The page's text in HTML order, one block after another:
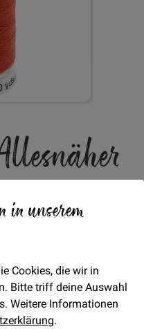
unserem
Cookies, die wir in
Bitte triff deine Auswahl
Weitere Informationen
.
Menge